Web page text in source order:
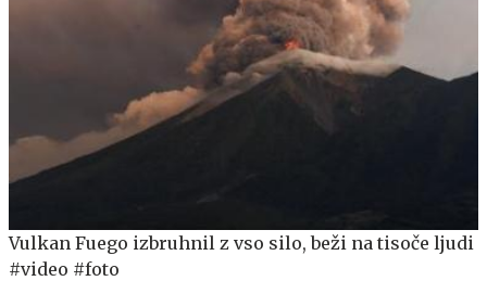
Vulkan Fuego izbruhnil z vso silo, beži na tisoče ljudi
#video #foto